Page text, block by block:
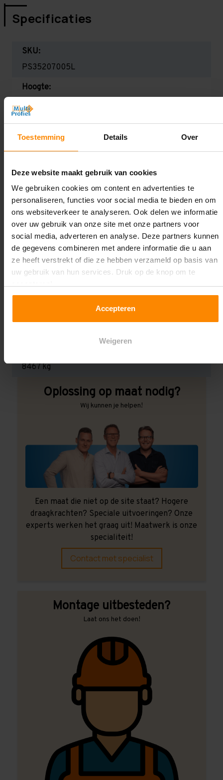
Toestemming Details Over
Deze website maakt gebruik van cookies
We gebruiken cookies om content en advertenties te
personaliseren, functies voor social media te bieden en om
ons websiteverkeer te analyseren. Ook delen we informatie
over uw gebruik van onze site met onze partners voor
social media, adverteren en analyse. Deze partners kunnen
de gegevens combineren met andere informatie die u aan
ze heeft verstrekt of die ze hebben verzameld op basis van
uw gebruik van hun services. Druk op de knop om te
Accepteren
Weigeren
Specificaties
SKU:
PS35207005L
Hoogte:
3.500 mm
Diepte:
1.100 mm
20.700 mm
Liggerlengte:
1.850 mm & 2.700 mm
Aantal niveaus:
5
Kleur staanders:
8467 kg
Oplossing op maat nodig?
Wij kunnen je helpen!
Een maat die niet op de site staat? Hogere
draagkrachten? Speciale uitvoeringen? Onze
experts werken het graag uit! Maatwerk is onze
specialiteit!
Contact met specialist
Montage uitbesteden?
Laat ons het doen!